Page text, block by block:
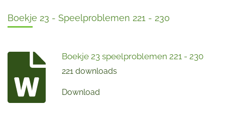
Boekje 23 - Speelproblemen 221 - 230
Boekje 23 speelproblemen 221 - 230
221 downloads
Download